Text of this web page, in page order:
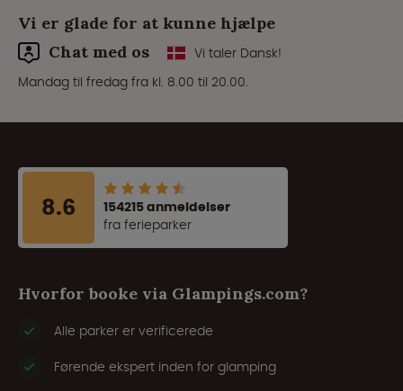
Vi er glade for at kunne hjælpe
Chat med os
Vi taler Dansk!
Mandag til fredag fra kl. 8.00 til 20.00.
8.6
154215 anmeldelser
fra ferieparker
Hvorfor booke via Glampings.com?
Alle parker er verificerede
Førende ekspert inden for glamping